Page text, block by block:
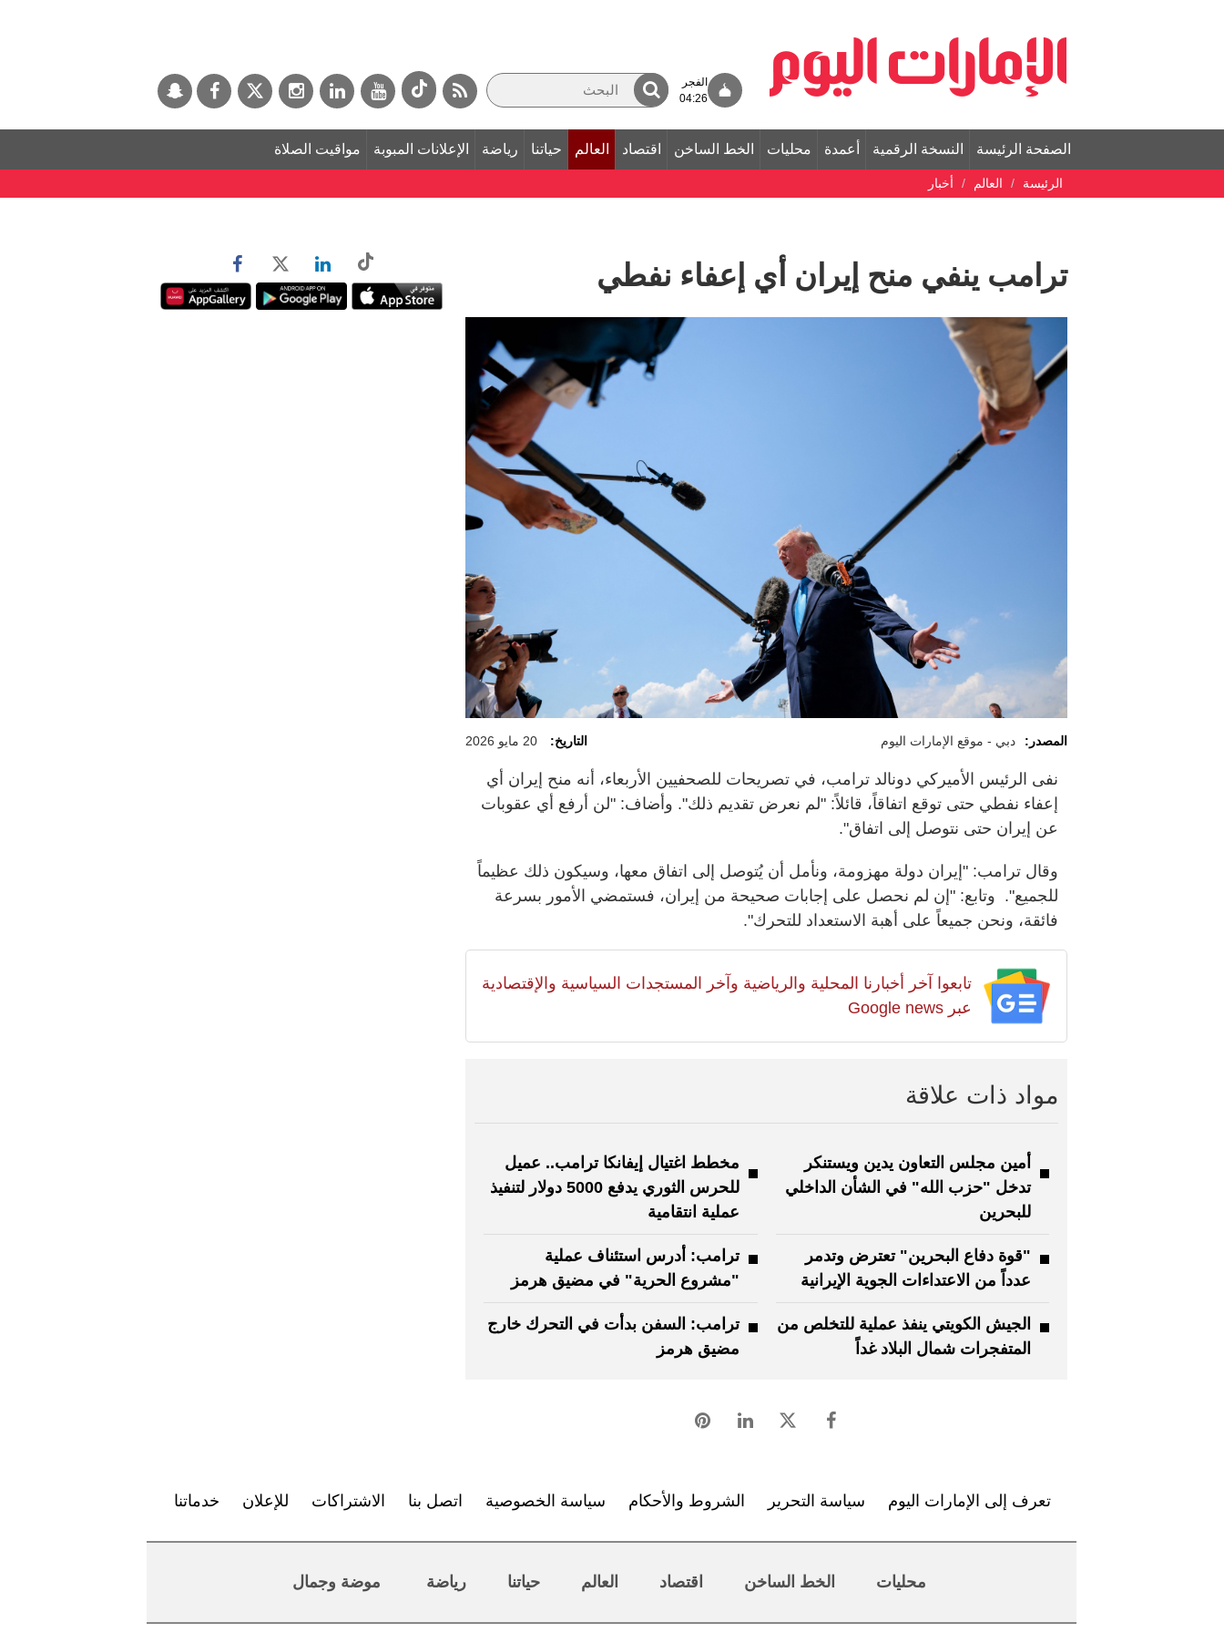
الفجر
04:26
الصفحة الرئيسة النسخة الرقمية أعمدة محليات الخط الساخن اقتصاد العالم حياتنا رياضة الإعلانات المبوبة مواقيت الصلاة
الرئيسة العالم أخبار
ترامب ينفي منح إيران أي إعفاء نفطي
المصدر: دبي - موقع الإمارات اليوم التاريخ: 20 مايو 2026
نفى الرئيس الأميركي دونالد ترامب، في تصريحات للصحفيين الأربعاء، أنه منح إيران أي
إعفاء نفطي حتى توقع اتفاقاً، قائلاً: "لم نعرض تقديم ذلك". وأضاف: "لن أرفع أي عقوبات
عن إيران حتى نتوصل إلى اتفاق".
وقال ترامب: "إيران دولة مهزومة، ونأمل أن يُتوصل إلى اتفاق معها، وسيكون ذلك عظيماً
للجميع". وتابع: "إن لم نحصل على إجابات صحيحة من إيران، فستمضي الأمور بسرعة
فائقة، ونحن جميعاً على أهبة الاستعداد للتحرك".
تابعوا آخر أخبارنا المحلية والرياضية وآخر المستجدات السياسية والإقتصادية
عبر Google news
مواد ذات علاقة
أمين مجلس التعاون يدين ويستنكر
تدخل "حزب الله" في الشأن الداخلي
للبحرين
مخطط اغتيال إيفانكا ترامب.. عميل
للحرس الثوري يدفع 5000 دولار لتنفيذ
عملية انتقامية
"قوة دفاع البحرين" تعترض وتدمر
عدداً من الاعتداءات الجوية الإيرانية
ترامب: ‏أدرس استئناف عملية
"مشروع الحرية" في مضيق هرمز
الجيش الكويتي ينفذ عملية للتخلص من
المتفجرات شمال البلاد غداً
ترامب: السفن بدأت في التحرك خارج
مضيق هرمز
تعرف إلى الإمارات اليوم سياسة التحرير الشروط والأحكام سياسة الخصوصية اتصل بنا الاشتراكات للإعلان خدماتنا
محليات الخط الساخن اقتصاد العالم حياتنا رياضة موضة وجمال